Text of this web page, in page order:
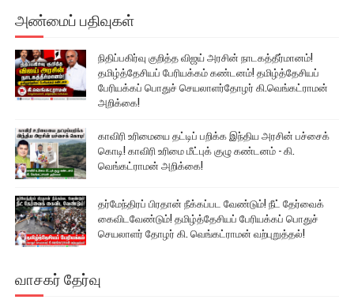
அண்மைப் பதிவுகள்
நிதிப்பகிர்வு குறித்த விஜய் அரசின் நாடகத்தீர்மானம்!
தமிழ்த்தேசியப் பேரியக்கம் கண்டனம்! தமிழ்த்தேசியப்
பேரியக்கப் பொதுச் செயலாளர்தோழர் கி.வெங்கட்ராமன்
அறிக்கை!
காவிரி உரிமையை தட்டிப் பறிக்க இந்திய அரசின் பச்சைக்
கொடி! காவிரி உரிமை மீட்புக் குழு கண்டனம் - கி.
வெங்கட்ராமன் அறிக்கை!
தர்மேந்திரப் பிரதான் நீக்கப்பட வேண்டும்! நீட் தேர்வைக்
கைவிடவேண்டும்! தமிழ்த்தேசியப் பேரியக்கப் பொதுச்
செயலாளர் தோழர் கி. வெங்கட்ராமன் வற்புறுத்தல்!
வாசகர் தேர்வு